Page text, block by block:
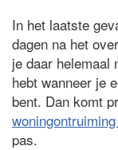
In het laatste
dagen na het
je daar helemaal
hebt wanneer je
bent. Dan komt
pas.